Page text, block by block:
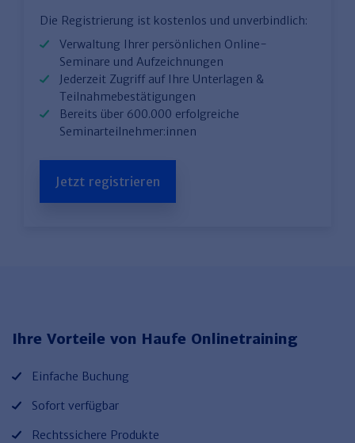
Die Registrierung ist kostenlos und unverbindlich:
Verwaltung Ihrer persönlichen Online-
Seminare und Aufzeichnungen
Jederzeit Zugriff auf Ihre Unterlagen &
Teilnahmebestätigungen
Bereits über 600.000 erfolgreiche
Seminarteilnehmer:innen
Jetzt registrieren
Ihre Vorteile von Haufe Onlinetraining
Einfache Buchung
Sofort verfügbar
Rechtssichere Produkte